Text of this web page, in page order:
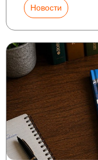
Новости